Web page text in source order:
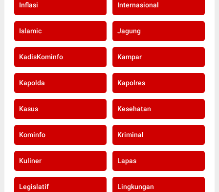
Inflasi Internasional
Islamic Jagung
KadisKominfo Kampar
Kapolda Kapolres
Kasus Kesehatan
Kominfo Kriminal
Kuliner Lapas
Legislatif Lingkungan